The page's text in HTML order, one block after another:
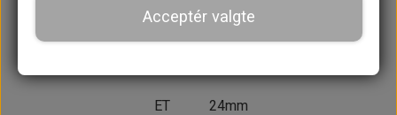
Diameter 10"
ET 24mm
Acceptér valgte